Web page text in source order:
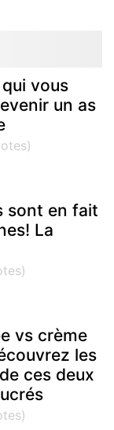
vous
un as
sont en fait
La
vs crème
les
ces deux